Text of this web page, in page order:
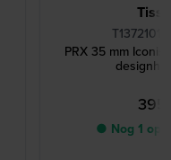
PRX 35 mm
● Nog 1 op